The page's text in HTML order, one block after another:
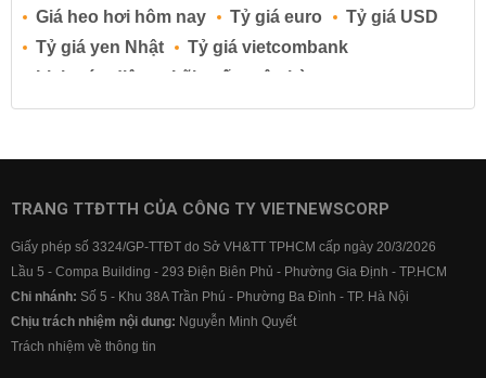
Giá heo hơi hôm nay
Tỷ giá euro
Tỷ giá USD
Tỷ giá yen Nhật
Tỷ giá vietcombank
Lịch cúp điện
Lãi suất ngân hàng
Lãi suất tiết kiệm
Lãi suất tiền gửi
Lãi suất ngân hàng BIDV
Lãi suất ngân hàng Vietcombank
TRANG TTĐTTH CỦA CÔNG TY VIETNEWSCORP
Giấy phép số 3324/GP-TTĐT do Sở VH&TT TPHCM cấp ngày 20/3/2026
Lầu 5 - Compa Building - 293 Điện Biên Phủ - Phường Gia Định - TP.HCM
Chi nhánh: Số 5 - Khu 38A Trần Phú - Phường Ba Đình - TP. Hà Nội
Chịu trách nhiệm nội dung: Nguyễn Minh Quyết
Trách nhiệm về thông tin